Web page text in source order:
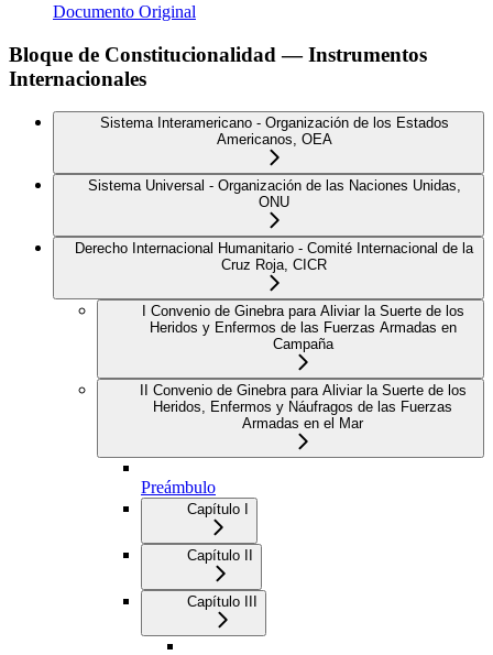
Documento Original
Bloque de Constitucionalidad — Instrumentos
Internacionales
Sistema Interamericano - Organización de los Estados
Americanos, OEA
Sistema Universal - Organización de las Naciones Unidas,
ONU
Derecho Internacional Humanitario - Comité Internacional de la
Cruz Roja, CICR
I Convenio de Ginebra para Aliviar la Suerte de los
Heridos y Enfermos de las Fuerzas Armadas en
Campaña
II Convenio de Ginebra para Aliviar la Suerte de los
Heridos, Enfermos y Náufragos de las Fuerzas
Armadas en el Mar
Preámbulo
Capítulo I
Capítulo II
Capítulo III